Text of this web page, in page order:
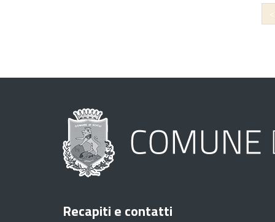
Recapiti e contatti